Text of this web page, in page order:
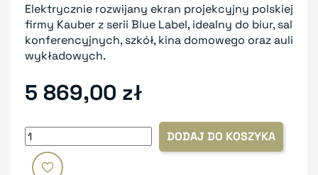
Elektrycznie rozwijany ekran projekcyjny polskiej
firmy Kauber z serii Blue Label, idealny do biur, sal
konferencyjnych, szkół, kina domowego oraz auli
wykładowych.
5 869,00 zł
DODAJ DO KOSZYKA